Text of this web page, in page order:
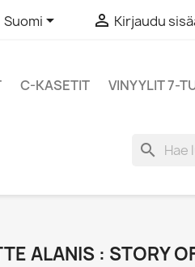
Suomi  Kirjaudu
C-KASETIT VINYYLIT 7-
search
ALANIS : STORY